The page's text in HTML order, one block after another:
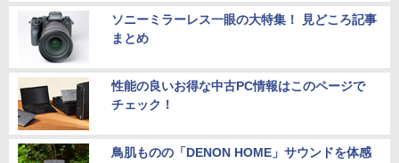
ソニーミラーレス一眼の大特集！ 見どころ記事
まとめ
性能の良いお得な中古PC情報はこのページで
チェック！
鳥肌ものの「DENON HOME」サウンドを体感